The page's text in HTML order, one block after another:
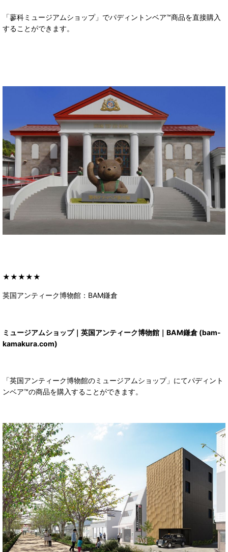
「蓼科ミュージアムショップ」でパディントンベア™商品を直接購入
することができます。
★★★★★
英国アンティーク博物館：BAM鎌倉
ミュージアムショップ｜英国アンティーク博物館｜BAM鎌倉 (bam-
kamakura.com)
「英国アンティーク博物館のミュージアムショップ」にてパディント
ンベア™の商品を購入することができます。